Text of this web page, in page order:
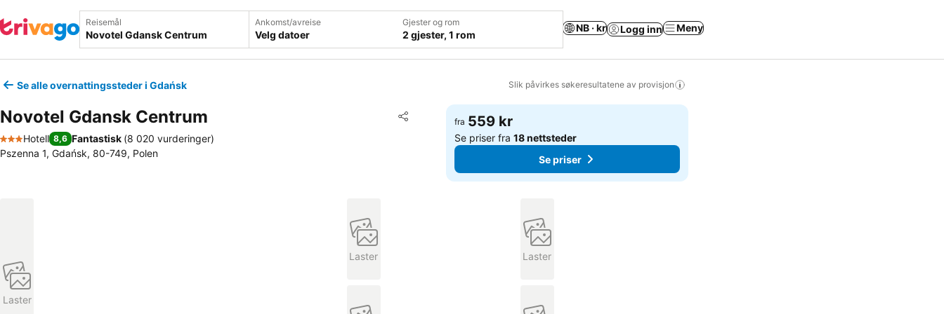
Reisemål Ankomst/avreise
Velg datoer
Gjester og rom
2 gjester, 1 rom
NB · kr Logg inn Meny
Se alle overnattingssteder i Gdańsk Slik påvirkes søkeresultatene av provisjon
Novotel Gdansk Centrum Del
Legg til i favoritter
3 Stjerner
Hotell 8,6 Fantastisk (8 020 vurderinger)
Pszenna 1, Gdańsk, 80-749, Polen
fra 559 kr
Se priser fra18 nettsteder
Se priser
Laster
Laster Laster